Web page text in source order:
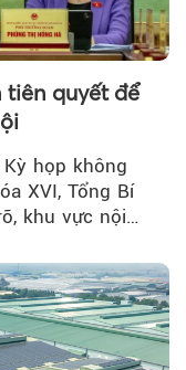
tiên quyết để
họp không
XVI, Tổng Bí
khu vực nội